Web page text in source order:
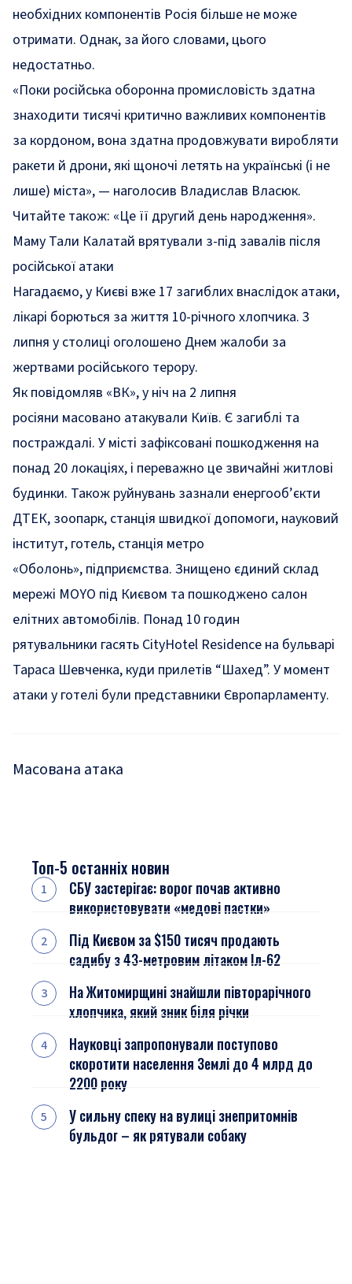
необхідних компонентів Росія більше не може
отримати. Однак, за його словами, цього
недостатньо.
«Поки російська оборонна промисловість здатна
знаходити тисячі критично важливих компонентів
за кордоном, вона здатна продовжувати виробляти
ракети й дрони, які щоночі летять на українські (і не
лише) міста», — наголосив Владислав Власюк.
Читайте також: «Це її другий день народження».
Маму Тали Калатай врятували з-під завалів після
російської атаки
Нагадаємо, у Києві вже 17 загиблих внаслідок атаки,
лікарі борються за життя 10-річного хлопчика. 3
липня у столиці оголошено Днем жалоби за
жертвами російського терору.
Як повідомляв «ВК», у ніч на 2 липня
росіяни масовано атакували Київ. Є загиблі та
постраждалі. У місті зафіксовані пошкодження на
понад 20 локаціях, і переважно це звичайні житлові
будинки. Також руйнувань зазнали енергооб’єкти
ДТЕК, зоопарк, станція швидкої допомоги, науковий
інститут, готель, станція метро
«Оболонь», підприємства. Знищено єдиний склад
мережі MOYO під Києвом та пошкоджено салон
елітних автомобілів. Понад 10 годин
рятувальники гасять CityHotel Residence на бульварі
Тараса Шевченка, куди прилетів “Шахед”. У момент
атаки у готелі були представники Європарламенту.
Масована атака
Топ-5 останніх новин
СБУ застерігає: ворог почав активно
використовувати «медові пастки»
Під Києвом за $150 тисяч продають
садибу з 43-метровим літаком Іл-62
На Житомирщині знайшли півторарічного
хлопчика, який зник біля річки
Науковці запропонували поступово
скоротити населення Землі до 4 млрд до
2200 року
У сильну спеку на вулиці знепритомнів
бульдог – як рятували собаку